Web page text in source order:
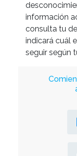
información
consulta tu
indicará cuál
seguir según